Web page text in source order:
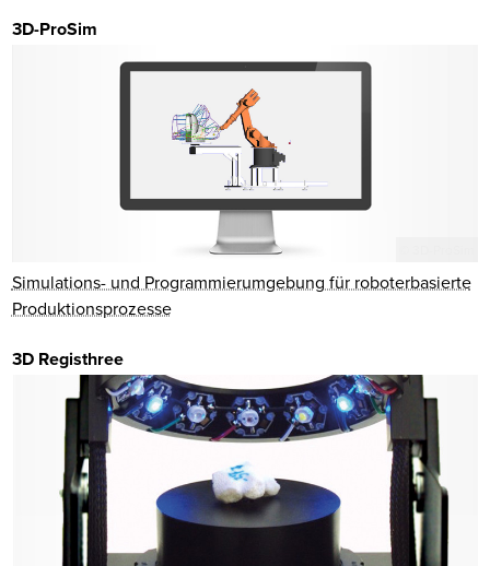
3D-ProSim
Simulations- und Programmierumgebung für roboterbasierte
Produktionsprozesse
3D Registhree